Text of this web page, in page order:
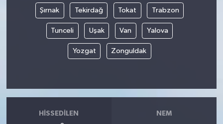
Şırnak Tekirdağ Tokat Trabzon
Tunceli Uşak Van Yalova
Yozgat Zonguldak
HISSEDILEN NEM